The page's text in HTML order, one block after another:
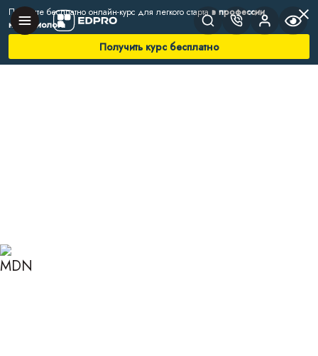
Получите бесплатно онлайн-курс для легкого стартав профессии
нутрициолога
Получить курс бесплатно